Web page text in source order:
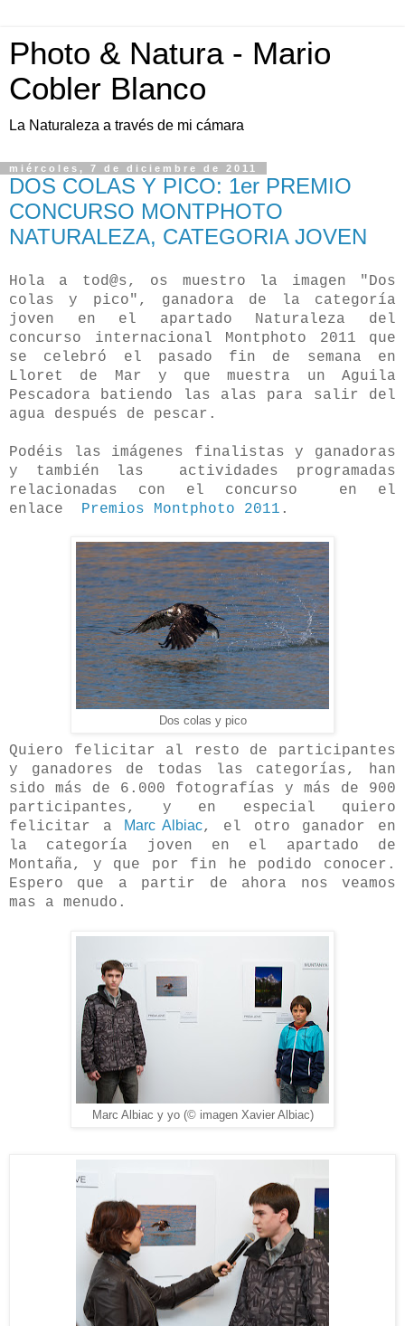
Photo & Natura - Mario
Cobler Blanco
La Naturaleza a través de mi cámara
miércoles, 7 de diciembre de 2011
DOS COLAS Y PICO: 1er PREMIO
CONCURSO MONTPHOTO
NATURALEZA, CATEGORIA JOVEN
Hola a tod@s, os muestro la imagen "Dos
colas y pico", ganadora de la categoría
joven en el apartado Naturaleza del
concurso internacional Montphoto 2011 que
se celebró el pasado fin de semana en
Lloret de Mar y que muestra un Aguila
Pescadora batiendo las alas para salir del
agua después de pescar.
Podéis las imágenes finalistas y ganadoras
y también las actividades programadas
relacionadas con el concurso en el
enlace Premios Montphoto 2011 .
Dos colas y pico
Quiero felicitar al resto de participantes
y ganadores de todas las categorías, han
sido más de 6.000 fotografías y más de 900
participantes, y en especial quiero
felicitar a
Marc Albiac, el otro ganador en
la categoría joven en el apartado de
Montaña, y que por fin he podido conocer.
Espero que a partir de ahora nos veamos
mas a menudo.
Marc Albiac y yo (© imagen Xavier Albiac)